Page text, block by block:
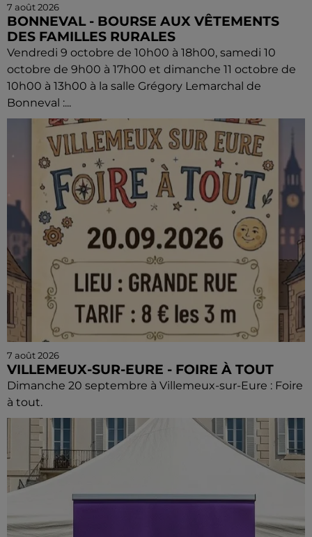
7 août 2026
BONNEVAL - BOURSE AUX VÊTEMENTS
DES FAMILLES RURALES
Vendredi 9 octobre de 10h00 à 18h00, samedi 10
octobre de 9h00 à 17h00 et dimanche 11 octobre de
10h00 à 13h00 à la salle Grégory Lemarchal de
Bonneval :...
7 août 2026
VILLEMEUX-SUR-EURE - FOIRE À TOUT
Dimanche 20 septembre à Villemeux-sur-Eure : Foire
à tout.